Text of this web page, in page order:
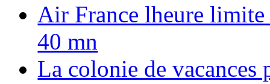
Air France lheure limite
40 mn
La colonie de vacances